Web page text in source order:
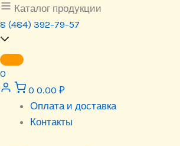
Перейти
к
содержимому
Каталог продукции
8 (484) 392-79-57
0
0 0.00 ₽
Оплата и доставка
Контакты